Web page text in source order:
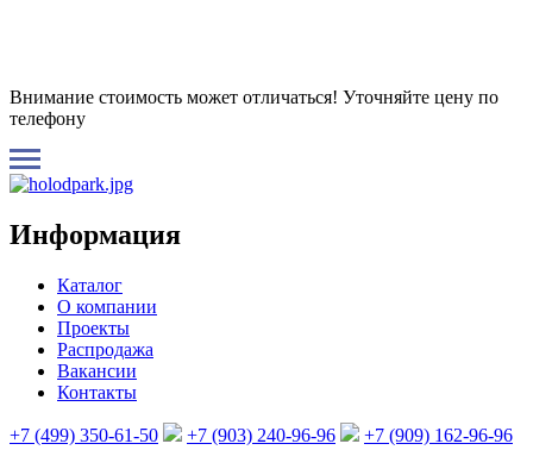
Внимание стоимость может отличаться! Уточняйте цену по
телефону
Информация
Каталог
О компании
Проекты
Распродажа
Вакансии
Контакты
+7 (499) 350-61-50 +7 (903) 240-96-96
+7 (909) 162-96-96